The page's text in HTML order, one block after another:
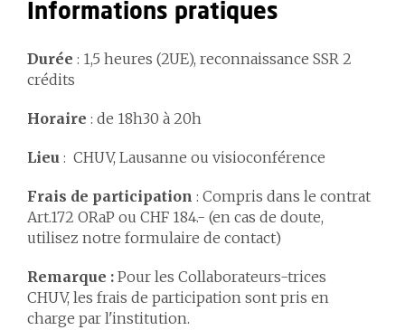
Informations pratiques
Durée : 1,5 heures (2UE), reconnaissance SSR 2
crédits
Horaire : de 18h30 à 20h
Lieu : CHUV, Lausanne ou visioconférence
Frais de participation : Compris dans le contrat
Art.172 ORaP ou CHF 184.- (en cas de doute,
utilisez notre formulaire de contact)
Remarque : Pour les Collaborateurs-trices
CHUV, les frais de participation sont pris en
charge par l'institution.